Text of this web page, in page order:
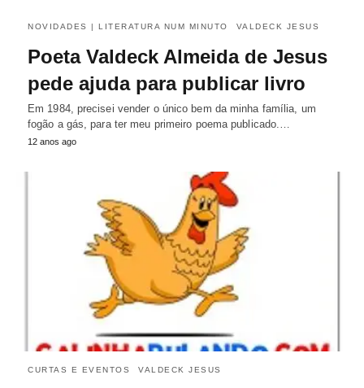
NOVIDADES | LITERATURA NUM MINUTO VALDECK JESUS
Poeta Valdeck Almeida de Jesus
pede ajuda para publicar livro
Em 1984, precisei vender o único bem da minha família, um
fogão a gás, para ter meu primeiro poema publicado.…
12 anos ago
CURTAS E EVENTOS VALDECK JESUS